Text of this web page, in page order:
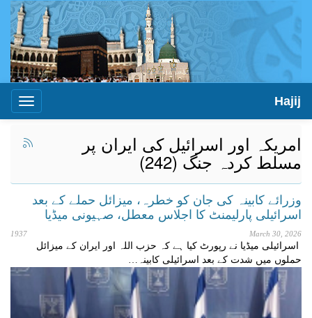
Toggle
Hajij
امریکہ اور اسرائیل کی ایران پر
مسلط کردہ جنگ (242)
وزرائے کابینہ کی جان کو خطرہ، میزائل حملے کے بعد
اسرائیلی پارلیمنٹ کا اجلاس معطل، صہیونی میڈیا
March 30, 2026
1937
اسرائیلی میڈیا نے رپورٹ کیا ہے کہ حزب اللہ اور ایران کے میزائل
حملوں میں شدت کے بعد اسرائیلی کابینہ…